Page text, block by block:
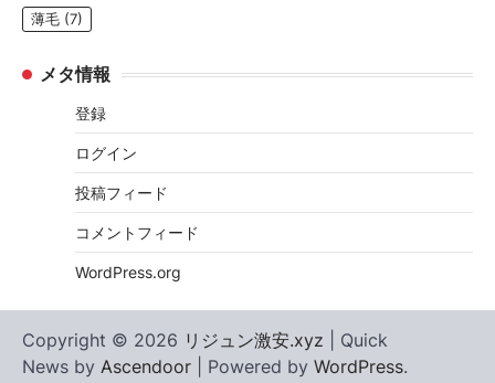
薄毛 (7)
メタ情報
登録
ログイン
投稿フィード
コメントフィード
WordPress.org
Copyright © 2026 リジュン激安.xyz | Quick
News by Ascendoor | Powered by WordPress.